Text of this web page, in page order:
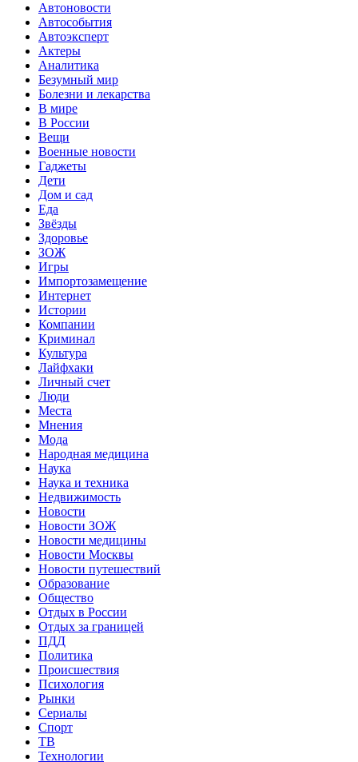
Автоновости
Автособытия
Автоэксперт
Актеры
Аналитика
Безумный мир
Болезни и лекарства
В мире
В России
Вещи
Военные новости
Гаджеты
Дети
Дом и сад
Еда
Звёзды
Здоровье
ЗОЖ
Игры
Импортозамещение
Интернет
Истории
Компании
Криминал
Культура
Лайфхаки
Личный счет
Люди
Места
Мнения
Мода
Народная медицина
Наука
Наука и техника
Недвижимость
Новости
Новости ЗОЖ
Новости медицины
Новости Москвы
Новости путешествий
Образование
Общество
Отдых в России
Отдых за границей
ПДД
Политика
Происшествия
Психология
Рынки
Сериалы
Спорт
ТВ
Технологии